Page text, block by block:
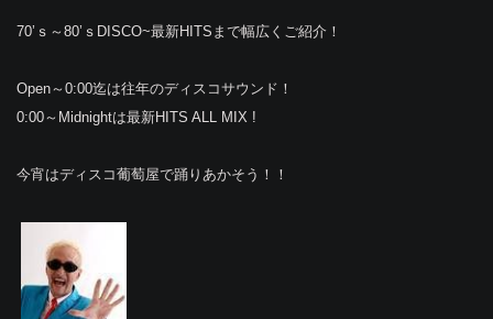
70’ｓ～80’ｓDISCO~最新HITSまで幅広くご紹介！
Open～0:00迄は往年のディスコサウンド！
0:00～Midnightは最新HITS ALL MIX !
今宵はディスコ葡萄屋で踊りあかそう！！